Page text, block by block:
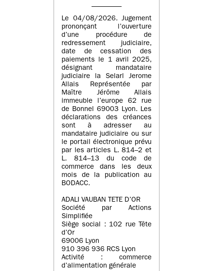
Le 04/08/2026. Jugement
prononçant l’ouverture
d’une procédure de
redressement judiciaire,
date de cessation des
paiements le 1 avril 2025,
désignant mandataire
judiciaire la Selarl Jerome
Allais Représentée par
Maître Jérôme Allais
immeuble l’europe 62 rue
de Bonnel 69003 Lyon. Les
déclarations des créances
sont à adresser au
mandataire judiciaire ou sur
le portail électronique prévu
par les articles L. 814–2 et
L. 814–13 du code de
commerce dans les deux
mois de la publication au
BODACC.
ADALI VAUBAN TETE D’OR
Société par Actions
Simplifiée
Siège social : 102 rue Tête
d’Or
69006 Lyon
910 396 936 RCS Lyon
Activité : commerce
d’alimentation générale